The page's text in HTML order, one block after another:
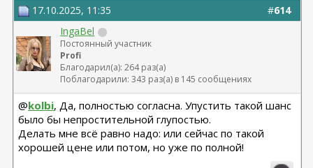
#614
17.10.2025, 11:35
IngaBel
Постоянный участник
Profi
Благодарил(а): 264 раз(а)
Поблагодарили: 343 раз(а) в 145 сообщениях
@kolbi, Да, полностью согласна. Упустить такой шанс
было бы непростительной глупостью.
Делать мне всё равно надо: или сейчас по такой
хорошей цене или потом, но уже по полной!